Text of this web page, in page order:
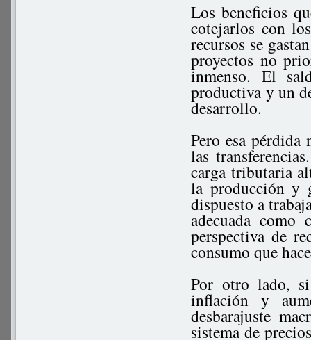
Los beneficios
cotejarlos con
recursos se
proyectos no
inmenso. El
productiva y un
desarrollo.
Pero esa pérdida
las
carga tributaria
la producción y
dispuesto a
adecuada
perspectiva de
consumo que
Por otro lado,
inflación y
desbarajuste
sistema de